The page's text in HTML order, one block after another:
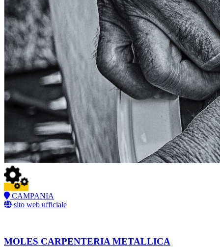
CAMPANIA
sito web ufficiale
MOLES CARPENTERIA METALLICA